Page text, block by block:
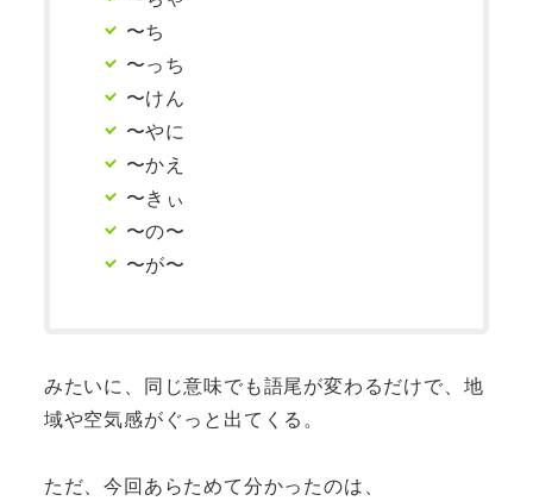
〜ち
〜っち
〜けん
〜やに
〜かえ
〜きぃ
〜の〜
〜が〜
みたいに、同じ意味でも語尾が変わるだけで、地
域や空気感がぐっと出てくる。
ただ、今回あらためて分かったのは、